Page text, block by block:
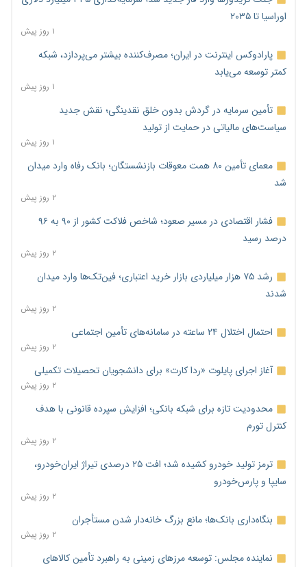
اوراسیا تا ۲۰۳۵
۱ روز پیش
پارادوکس اینترنت در ایران؛ مصرف‌کننده بیشتر می‌پردازد، شبکه
کمتر توسعه می‌یابد
۱ روز پیش
تأمین سرمایه در گردش بدون خلق نقدینگی؛ نقش جدید
سیاست‌های مالیاتی در حمایت از تولید
۱ روز پیش
معمای تأمین ۸۰ همت معوقات بازنشستگان؛ بانک رفاه وارد میدان
شد
۲ روز پیش
فشار اقتصادی در مسیر صعود؛ شاخص فلاکت کشور از ۹۰ به ۹۶
درصد رسید
۲ روز پیش
رشد ۷۵ هزار میلیاردی بازار خرید اعتباری؛ فین‌تک‌ها وارد میدان
شدند
۲ روز پیش
احتمال اختلال ۲۴ ساعته در سامانه‌های تأمین اجتماعی
۲ روز پیش
آغاز اجرای پایلوت «ردا کارت» برای دانشجویان تحصیلات تکمیلی
۲ روز پیش
محدودیت تازه برای شبکه بانکی؛ افزایش سپرده قانونی با هدف
کنترل تورم
۲ روز پیش
ترمز تولید خودرو کشیده شد؛ افت ۲۵ درصدی تیراژ ایران‌خودرو،
سایپا و پارس‌خودرو
۲ روز پیش
بنگاه‌داری بانک‌ها؛ مانع بزرگ خانه‌دار شدن مستأجران
۲ روز پیش
نماینده مجلس: توسعه مرزهای زمینی به راهبرد تأمین کالاهای